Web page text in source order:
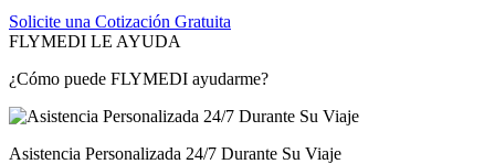
Solicite una Cotización Gratuita
FLYMEDI LE AYUDA
¿Cómo puede FLYMEDI ayudarme?
Asistencia Personalizada 24/7 Durante Su Viaje